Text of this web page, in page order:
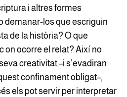
i altres formes
demanar-los que escriguin
de la història? O que
on ocorre el relat? Així no
creativitat –i s’evadiran
confinament obligat–,
els pot servir per interpretar